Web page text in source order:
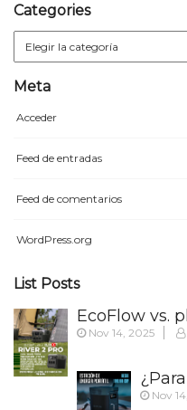
Categories
Meta
Acceder
Feed de entradas
Feed de comentarios
WordPress.org
List Posts
EcoFlow vs.
tradicionales:
Nov 14, 2025
10Nov